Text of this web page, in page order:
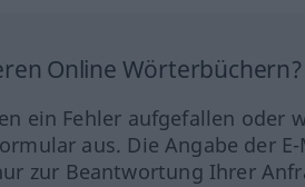
Online Wörterbüchern?
ein Fehler aufgefallen oder
aus. Die Angabe der
zur Beantwortung Ihrer